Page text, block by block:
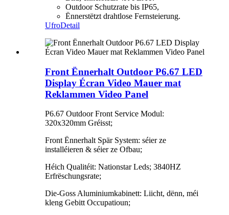
Outdoor Schutzrate bis IP65,
Ënnerstëtzt drahtlose Fernsteierung.
UfroDetail
Front Ënnerhalt Outdoor P6.67 LED
Display Écran Video Mauer mat
Reklammen Video Panel
P6.67 Outdoor Front Service Modul:
320x320mm Gréisst;
Front Ënnerhalt Spär System: séier ze
installéieren & séier ze Ofbau;
Héich Qualitéit: Nationstar Leds; 3840HZ
Erfrëschungsrate;
Die-Goss Aluminiumkabinett: Liicht, dënn, méi
kleng Gebitt Occupatioun;